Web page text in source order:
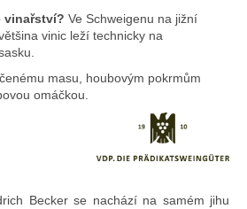
vinařství? Ve Schweigenu na jižní
vinic leží technicky na
masu, houbovým pokrmům
omáčkou.
Becker se nachází na samém jihu